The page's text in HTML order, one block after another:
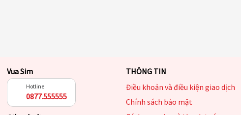
Vua Sim
Hotline
0877.555555
THÔNG TIN
Điều khoản và điều kiện giao dịch
Chính sách bảo mật